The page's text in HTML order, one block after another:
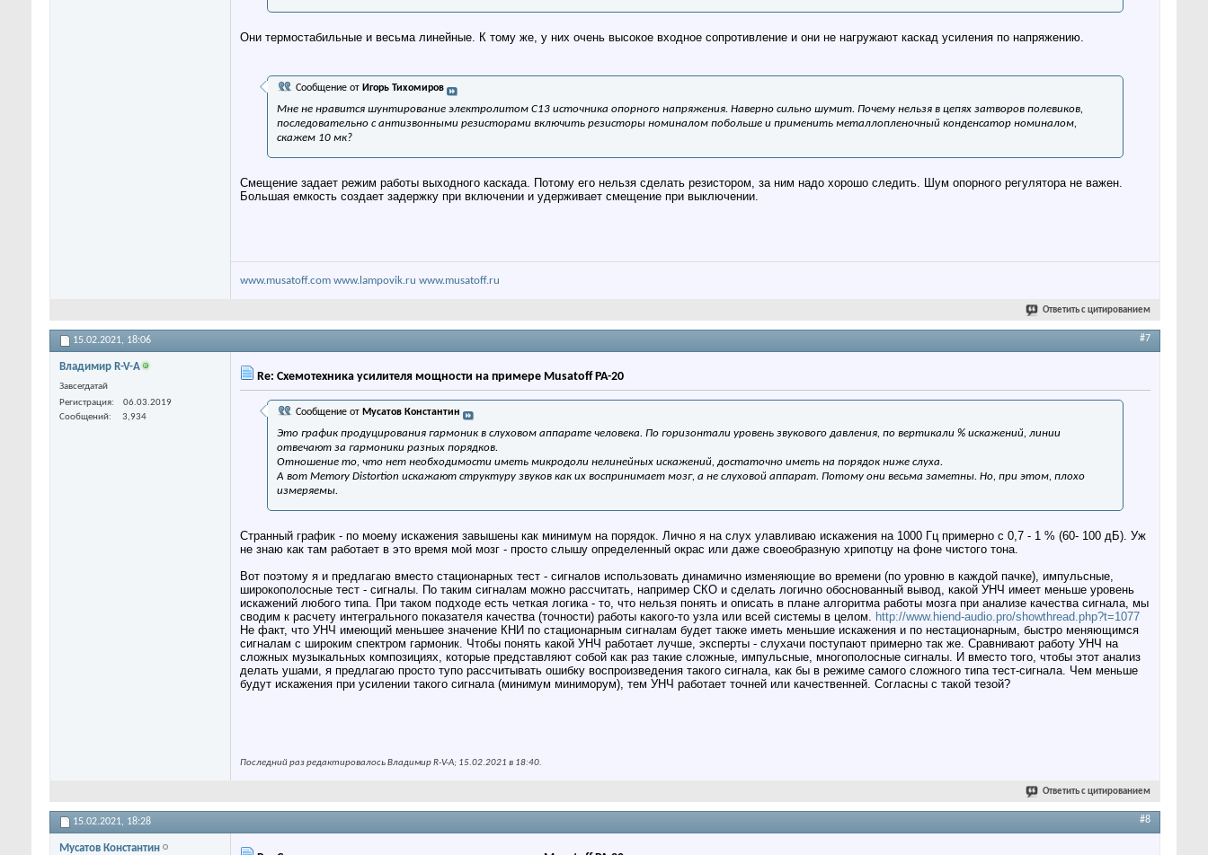
Они термостабильные и весьма линейные. К тому же, у них очень высокое входное сопротивление и они не нагружают каскад усиления по напряжению.
Сообщение от Игорь Тихомиров
Мне не нравится шунтирование электролитом С13 источника опорного напряжения. Наверно сильно шумит. Почему нельзя в цепях затворов полевиков,
последовательно с антизвонными резисторами включить резисторы номиналом побольше и применить металлопленочный конденсатор номиналом,
скажем 10 мк?
Смещение задает режим работы выходного каскада. Потому его нельзя сделать резистором, за ним надо хорошо следить. Шум опорного регулятора не важен.
Большая емкость создает задержку при включении и удерживает смещение при выключении.
www.musatoff.com www.lampovik.ru www.musatoff.ru
Ответить с цитированием
15.02.2021, 18:06 #7
Владимир R-V-A
Завсегдатай
Регистрация
06.03.2019
Сообщений
3,934
Re: Схемотехника усилителя мощности на примере Musatoff PA-20
Сообщение от Мусатов Константин
Это график продуцирования гармоник в слуховом аппарате человека. По горизонтали уровень звукового давления, по вертикали % искажений, линии
отвечают за гармоники разных порядков.
Отношение то, что нет необходимости иметь микродоли нелинейных искажений, достаточно иметь на порядок ниже слуха.
А вот Memory Distortion искажают структуру звуков как их воспринимает мозг, а не слуховой аппарат. Потому они весьма заметны. Но, при этом, плохо
измеряемы.
Странный график - по моему искажения завышены как минимум на порядок. Лично я на слух улавливаю искажения на 1000 Гц примерно с 0,7 - 1 % (60- 100 дБ). Уж
не знаю как там работает в это время мой мозг - просто слышу определенный окрас или даже своеобразную хрипотцу на фоне чистого тона.
Вот поэтому я и предлагаю вместо стационарных тест - сигналов использовать динамично изменяющие во времени (по уровню в каждой пачке), импульсные,
широкополосные тест - сигналы. По таким сигналам можно рассчитать, например СКО и сделать логично обоснованный вывод, какой УНЧ имеет меньше уровень
искажений любого типа. При таком подходе есть четкая логика - то, что нельзя понять и описать в плане алгоритма работы мозга при анализе качества сигнала, мы
сводим к расчету интегрального показателя качества (точности) работы какого-то узла или всей системы в целом. http://www.hiend-audio.pro/showthread.php?t=1077
Не факт, что УНЧ имеющий меньшее значение КНИ по стационарным сигналам будет также иметь меньшие искажения и по нестационарным, быстро меняющимся
сигналам с широким спектром гармоник. Чтобы понять какой УНЧ работает лучше, эксперты - слухачи поступают примерно так же. Сравнивают работу УНЧ на
сложных музыкальных композициях, которые представляют собой как раз такие сложные, импульсные, многополосные сигналы. И вместо того, чтобы этот анализ
делать ушами, я предлагаю просто тупо рассчитывать ошибку воспроизведения такого сигнала, как бы в режиме самого сложного типа тест-сигнала. Чем меньше
будут искажения при усилении такого сигнала (минимум миниморум), тем УНЧ работает точней или качественней. Согласны с такой тезой?
Последний раз редактировалось Владимир R-V-A; 15.02.2021 в 18:40.
Ответить с цитированием
15.02.2021, 18:28 #8
Мусатов Константин